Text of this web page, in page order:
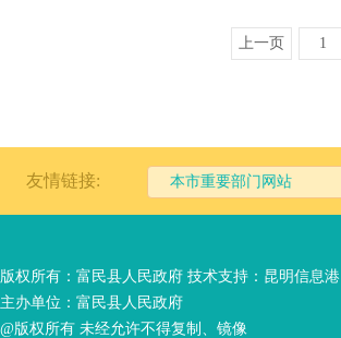
上一页 1
友情链接: 本市重要部门网站
版权所有：富民县人民政府 技术支持： 昆明信息港
主办单位：富民县人民政府
@版权所有 未经允许不得复制、镜像